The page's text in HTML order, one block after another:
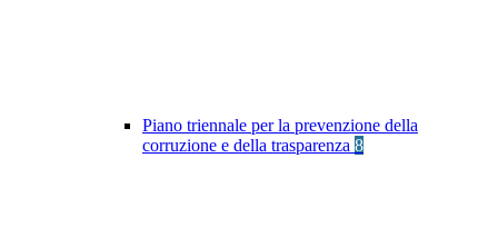
Piano triennale per la prevenzione della
corruzione e della trasparenza 8